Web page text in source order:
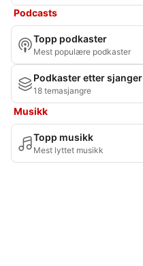
Podcasts
Topp podkaster
Mest populære podkaster
Podkaster etter sjanger
18 temasjangre
Musikk
Topp musikk
Mest lyttet musikk